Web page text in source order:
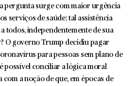
pergunta surge com maior urgência
serviços de saúde: tal assistência
todos, independentemente de sua
O governo Trump decidiu pagar
para pessoas sem plano de
possível conciliar a lógica moral
a noção de que, em épocas de